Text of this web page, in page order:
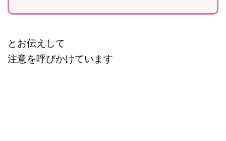
とお伝えして
注意を呼びかけています